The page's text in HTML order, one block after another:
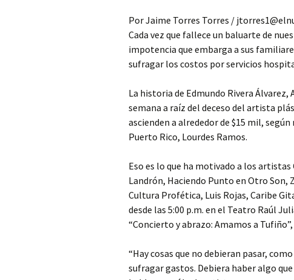
Por Jaime Torres Torres /
Cada vez que fallece un baluarte de
impotencia que embarga a sus
sufragar los costos por servicios
La historia de Edmundo Rivera
semana a raíz del deceso del artista
ascienden a alrededor de $15 mil,
Puerto Rico, Lourdes Ramos.
Eso es lo que ha motivado a los
Landrón, Haciendo Punto en Otro Son,
Cultura Profética, Luis Rojas, Caribe
desde las 5:00 p.m. en el Teatro Raúl
“Concierto y abrazo: Amamos a
“Hay cosas que no debieran pasar,
sufragar gastos. Debiera haber algo